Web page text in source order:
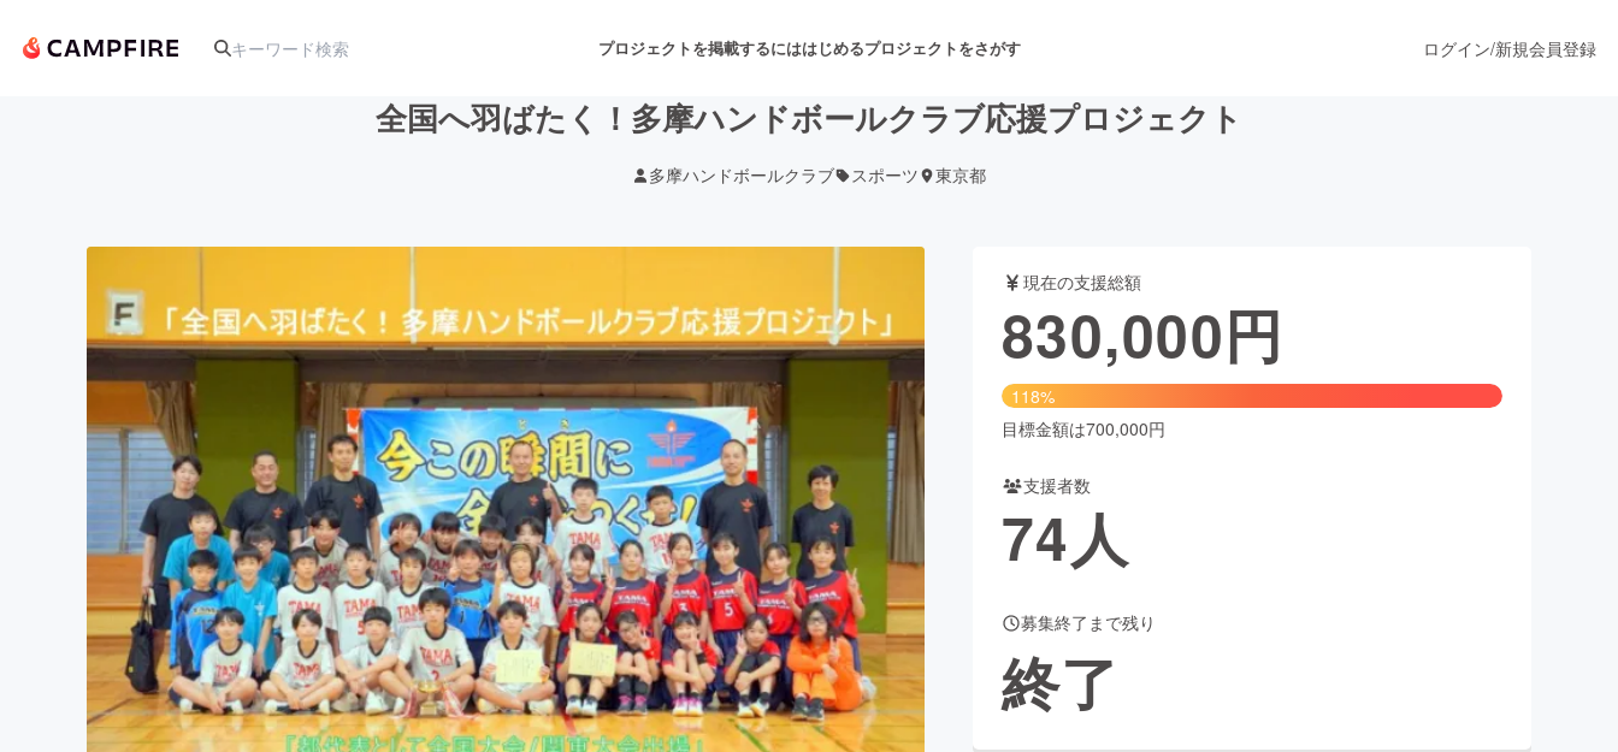
プロジェクトを掲載するにははじめるプロジェクトをさがす
舞台・パフォーマンス
テクノロジー・ガジェット ゲーム・サービス開発 フード・飲食店 ファッション
映像・映画 書籍・雑誌出版 アニメ・漫画
ビジネス・起業 チャレンジ ビューティー・ヘルスケア
まちづくり・地域活性化
CAMPFIRE for Social GoodCAMPFIRE Creation
CAMPFIREふるさと納税machi-ya
ログイン/新規会員登録
全国へ羽ばたく！多摩ハンドボールクラブ応援プロジェクト
多摩ハンドボールクラブ スポーツ 東京都
現在の支援総額
830,000円
118%
目標金額は700,000円
支援者数
74人
募集終了まで残り
終了